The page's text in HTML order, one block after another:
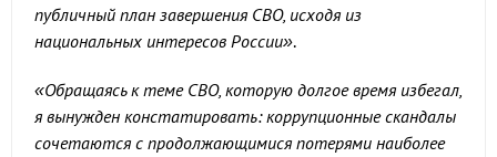
публичный план завершения СВО, исходя из
национальных интересов России».
«Обращаясь к теме СВО, которую долгое время избегал,
я вынужден констатировать: коррупционные скандалы
сочетаются с продолжающимися потерями наиболее